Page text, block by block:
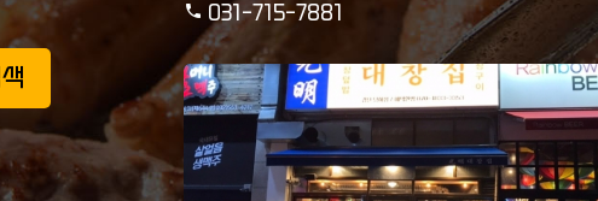
102호
031-715-7881